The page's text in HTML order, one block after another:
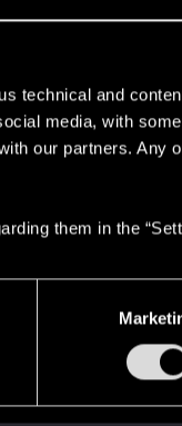
technical and
media, with
our partners. Any
them in the
1 6K
0 5K
5K
0 5K